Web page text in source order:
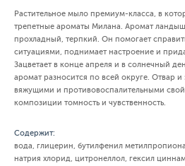
Растительное мыло премиум-класса, в
трепетные ароматы Милана. Аромат
прохладный, терпкий. Он помогает
ситуациями, поднимает настроение и
Зацветает в конце апреля и в солнечный
аромат разносится по всей округе. Отвар
вяжущими и противовоспалительными
композиции томность и чувственность.
Содержит:
вода, глицерин, бутилфенил
натрия хлорид, цитронеллол, гексил